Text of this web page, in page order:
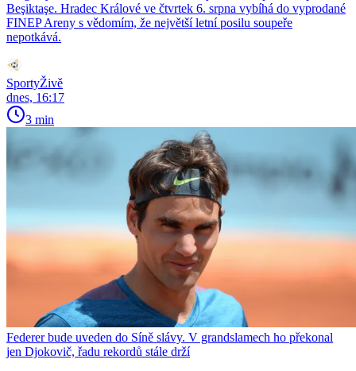
Beşiktaşe. Hradec Králové ve čtvrtek 6. srpna vybíhá do vyprodané
FINEP Areny s vědomím, že největší letní posilu soupeře
nepotkává.
SportyŽivě
dnes, 16:17
3 min
Federer bude uveden do Síně slávy. V grandslamech ho překonal
jen Djokovič, řadu rekordů stále drží